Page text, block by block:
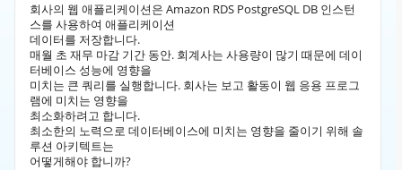
회사의 웹 애플리케이션은 Amazon RDS PostgreSQL DB 인스턴
스를 사용하여 애플리케이션
데이터를 저장합니다.
매월 초 재무 마감 기간 동안. 회계사는 사용량이 많기 때문에 데이
터베이스 성능에 영향을
미치는 큰 쿼리를 실행합니다. 회사는 보고 활동이 웹 응용 프로그
램에 미치는 영향을
최소화하려고 합니다.
최소한의 노력으로 데이터베이스에 미치는 영향을 줄이기 위해 솔
루션 아키텍트는
어떻게해야 합니까?
회사의 웹 애플리케이션은 Amazon RDS PostgreSQL DB 인스턴
매월 초 재무 마감 기간 동안. 회계사는 사용량이 많기 때문에 데이
미치는 큰 쿼리를 실행합니다. 회사는 보고 활동이 웹 응용 프로그
최소한의 노력으로 데이터베이스에 미치는 영향을 줄이기 위해 솔